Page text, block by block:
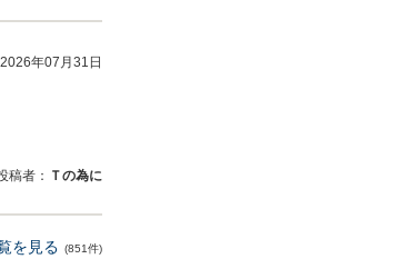
2026年07月31日
稿者： Ｔの為に
を見る (851件)